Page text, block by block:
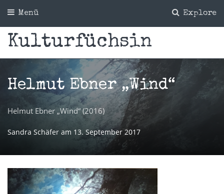
Explore
Menü
Kulturfüchsin
Helmut Ebner „Wind“
Helmut Ebner „Wind“ (2016)
Sandra Schäfer am 13. September 2017